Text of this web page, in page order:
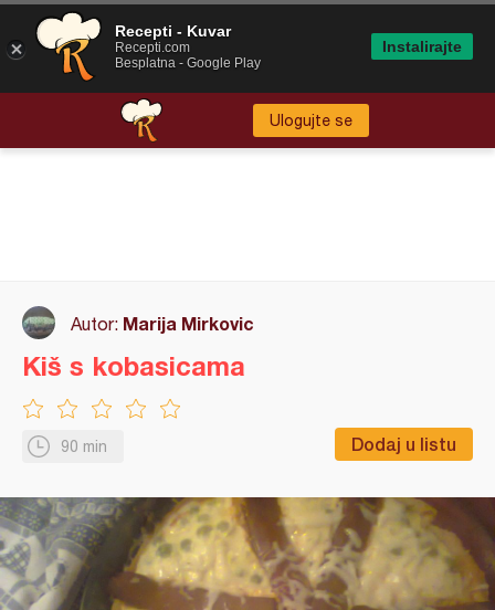
Ulogujte se
Autor: Marija Mirkovic
90 min Dodaj u listu
Kiš s kobasicama
Recepti - Kuvar
Recepti.com
Besplatna - Google Play
Instalirajte